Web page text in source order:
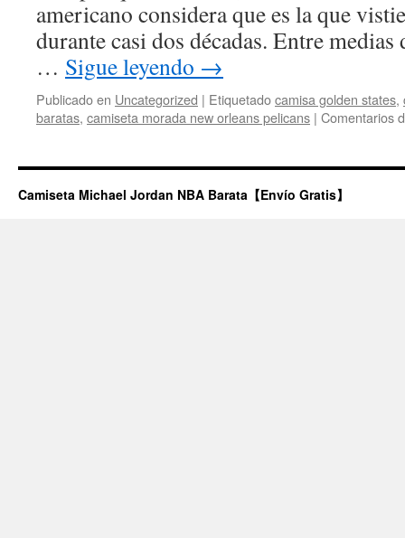
americano considera que es la que
durante casi dos décadas. Entre
… Sigue leyendo →
Publicado en Uncategorized | Etiquetadocamisa golden states,
baratas, camiseta morada new orleans pelicans | Comentarios
Camiseta Michael Jordan NBA Barata【Envío Gratis】